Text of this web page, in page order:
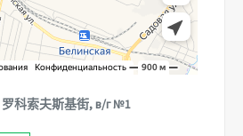
科索夫斯基街, в/г №1